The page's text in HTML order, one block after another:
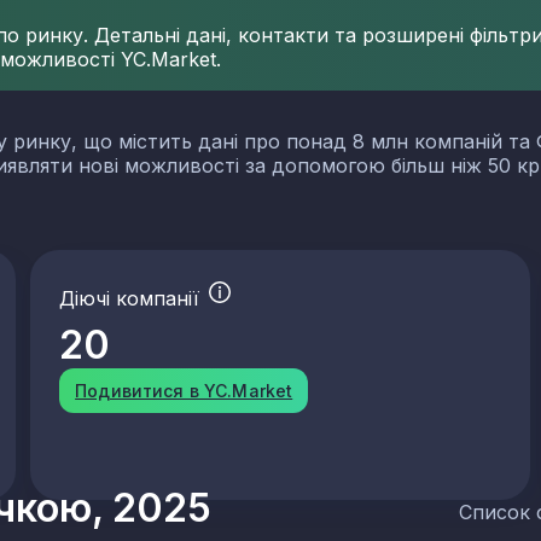
Детальні дані, контакти та розширені фільтри
YC.Market.
ринку, що містить дані про понад 8 млн компаній
нові можливості за допомогою більш ніж 50
Діючі компанії
20
Подивитися в YC.Market
2025 Список